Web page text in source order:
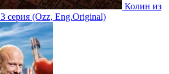
Колин из
3 серия (Ozz, Eng.Original)